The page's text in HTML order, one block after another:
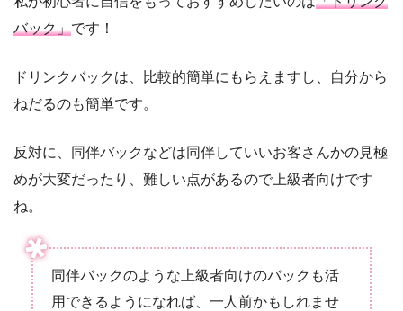
バック」です！
ドリンクバックは、比較的簡単にもらえますし、自分から
ねだるのも簡単です。
反対に、同伴バックなどは同伴していいお客さんかの見極
めが大変だったり、難しい点があるので上級者向けです
ね。
同伴バックのような上級者向けのバックも活
用できるようになれば、一人前かもしれませ